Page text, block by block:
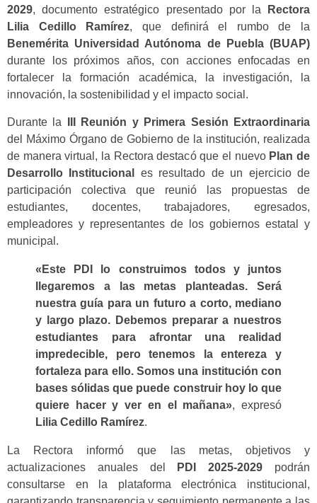
2029, documento estratégico presentado por la
Rectora
Lilia Cedillo Ramírez, que definirá el rumbo de la
Benemérita Universidad Autónoma de Puebla (BUAP)
durante los próximos años, con acciones enfocadas en
fortalecer la formación académica, la investigación, la
innovación, la sostenibilidad y el impacto social.
Durante la
III Reunión y Primera Sesión Extraordinaria
del Máximo Órgano de Gobierno de la institución, realizada
de manera virtual, la Rectora destacó que el nuevo Plan de
Desarrollo Institucional
es resultado de un ejercicio de
participación colectiva que reunió las propuestas de
estudiantes, docentes, trabajadores, egresados,
empleadores y representantes de los gobiernos estatal y
municipal.
«Este PDI lo construimos todos y juntos
llegaremos a las metas planteadas. Será
nuestra guía para un futuro a corto, mediano
y largo plazo. Debemos preparar a nuestros
estudiantes para afrontar una realidad
impredecible, pero tenemos la entereza y
fortaleza para ello. Somos una institución con
bases sólidas que puede construir hoy lo que
quiere hacer y ver en el mañana», expresó
Lilia Cedillo Ramírez.
La Rectora informó que las metas, objetivos y
actualizaciones anuales del
PDI 2025-2029 podrán
consultarse en la plataforma electrónica institucional,